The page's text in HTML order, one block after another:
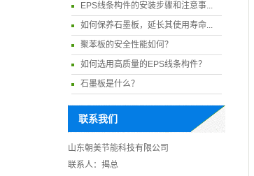
EPS线条构件的安装步骤和注意事...
如何保养石墨板，延长其使用寿命...
聚苯板的安全性能如何？
如何选用高质量的EPS线条构件？
石墨板是什么？
联系我们
山东朝美节能科技有限公司
联系人：揭总